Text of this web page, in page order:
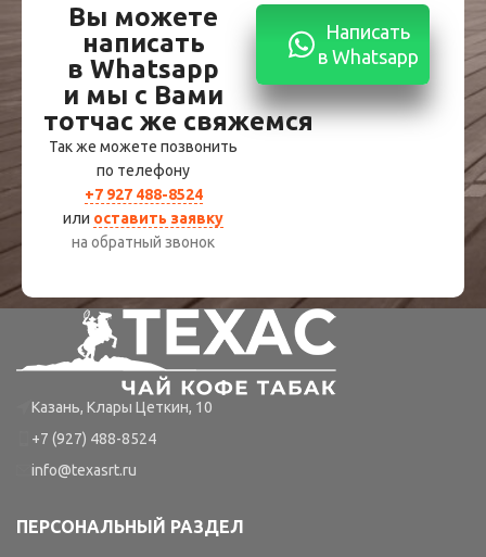
Вы можете
написать
в Whatsapp
и мы с Вами
тотчас же свяжемся
Так же можете позвонить
по телефону
+7 927 488-8524
или оставить заявку
на обратный звонок
Написать
в Whatsapp
Казань, Клары Цеткин, 10
+7 (927) 488-8524
info@texasrt.ru
ПЕРСОНАЛЬНЫЙ РАЗДЕЛ